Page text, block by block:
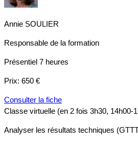
Annie SOULIER
Responsable de la formation
Présentiel 7 heures
Prix: 650 €
Consulter la fiche
Classe virtuelle (en 2 fois 3h30, 14h00-
Analyser les résultats techniques